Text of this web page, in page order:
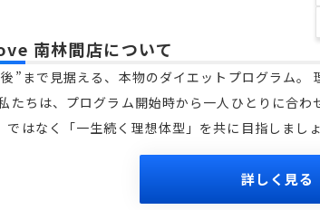
南林間店について
”まで見据える、本物のダイエットプログラム。
たちは、プログラム開始時から一人ひとりに合
ではなく「一生続く理想体型」を共に目指しまし
詳しく見る